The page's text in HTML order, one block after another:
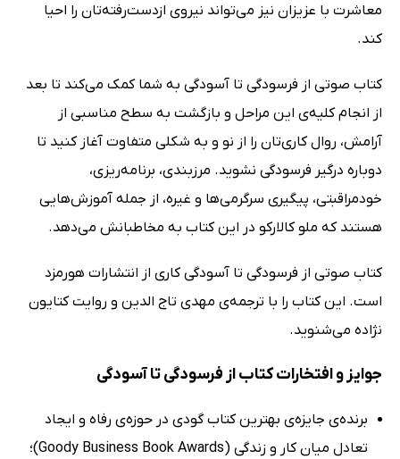
معاشرت با عزیزان نیز می‌تواند نیروی ازدست‌رفته‌تان را احیا
کند.
کتاب صوتی از فرسودگی تا آسودگی به شما کمک می‌کند تا بعد
از انجام کلیه‌ی این مراحل و بازگشت به سطح مناسبی از
آرامش، روال کاری‌تان را از نو و به شکلی متفاوت آغاز کنید تا
دوباره درگیر فرسودگی نشوید. مرزبندی، برنامه‌ریزی،
خودمراقبتی، پیگیری سرگرمی‌ها و غیره، از جمله آموزش‌هایی
هستند که ملو کالارکو در این کتاب به مخاطبانش می‌دهد.
کتاب صوتی از فرسودگی تا آسودگی کاری از انتشارات هورمزد
است. این کتاب را با ترجمه‌ی مهدی تاج الدین و روایت کتایون
نژاده می‌شنوید.
جوایز و افتخارات کتاب از فرسودگی تا آسودگی
برنده‌ی جایزه‌ی بهترین کتاب گودی در حوزه‌ی رفاه و ایجاد
تعادل میان کار و زندگی (Goody Business Book Awards)؛